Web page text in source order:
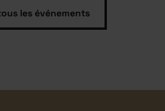
les événements